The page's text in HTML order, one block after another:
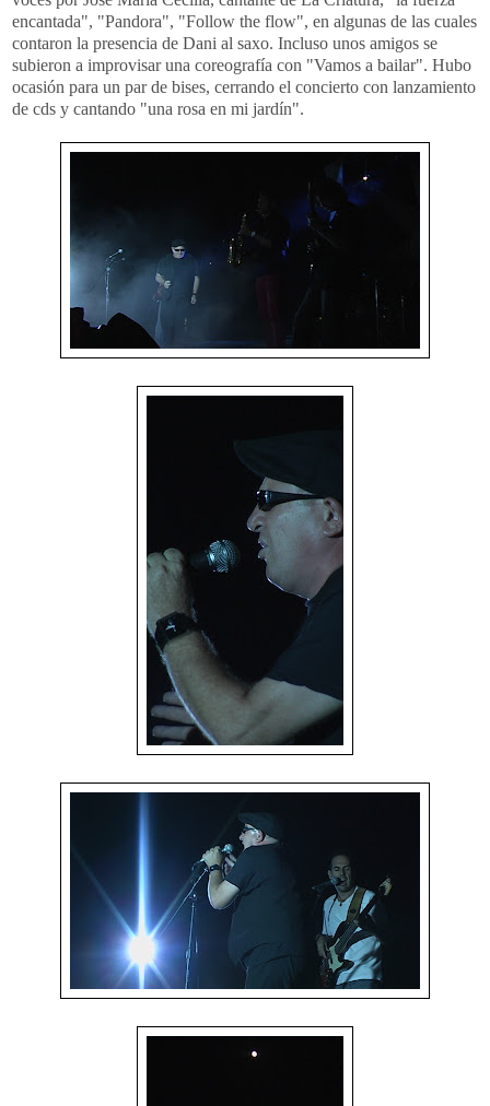
encantada", "Pandora", "Follow the flow", en algunas de las cuales
contaron la presencia de Dani al saxo. Incluso unos amigos se
subieron a improvisar una coreografía con "Vamos a bailar". Hubo
ocasión para un par de bises, cerrando el concierto con lanzamiento
de cds y cantando "una rosa en mi jardín".